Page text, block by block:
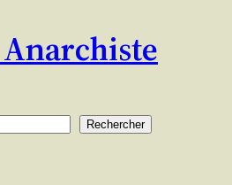
Anarchiste
Rechercher